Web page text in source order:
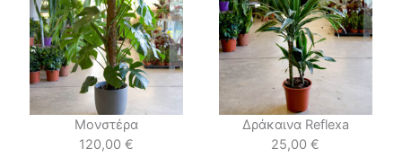
Μονστέρα
120,00€
Δράκαινα Reflexa
25,00€